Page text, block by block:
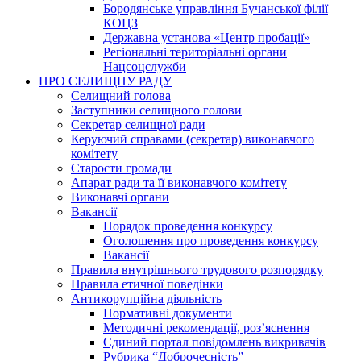
Бородянське управління Бучанської філії
КОЦЗ
Державна установа «Центр пробації»
Регіональні територіальні органи
Нацсоцслужби
ПРО СЕЛИЩНУ РАДУ
Селищний голова
Заступники селищного голови
Секретар селищної ради
Керуючий справами (секретар) виконавчого
комітету
Старости громади
Апарат ради та її виконавчого комітету
Виконавчі органи
Вакансії
Порядок проведення конкурсу
Оголошення про проведення конкурсу
Вакансії
Правила внутрішнього трудового розпорядку
Правила етичної поведінки
Антикорупційна діяльність
Нормативні документи
Методичні рекомендації, роз’яснення
Єдиний портал повідомлень викривачів
Рубрика “Доброчесність”